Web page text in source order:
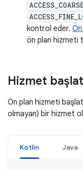
kontrol eder.
ön plan hizmeti
Hizmet
Ön plan hizmeti
olmayan) bir hizmet
Kotlin Java